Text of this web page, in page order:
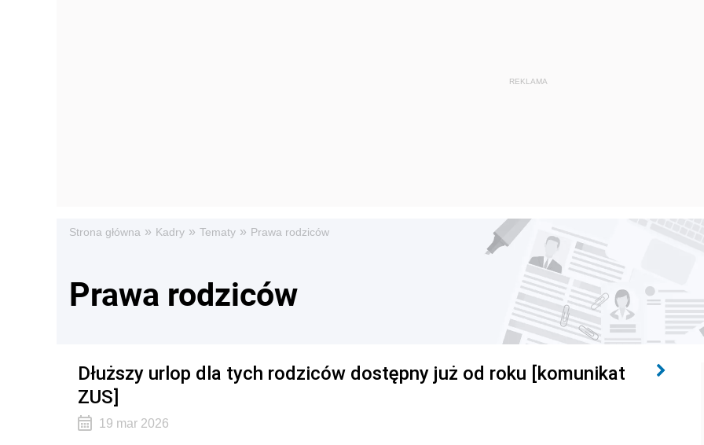
Strona główna » Kadry » Tematy » Prawa rodziców
Prawa rodziców
Dłuższy urlop dla tych rodziców dostępny już od roku [komunikat
ZUS]
19 mar 2026